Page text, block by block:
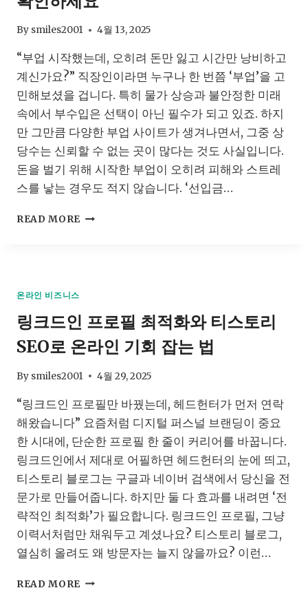
수
창
출
법
(완
전
초
보
자
용)
10
By smiles2001 4월 13, 2025
“부업 시작했는데, 오히려 돈만 잃고 시간만 낭비하고
계신가요?” 직장인이라면 누구나 한 번쯤 ‘부업’을 고
민해보셨을 겁니다. 특히 물가 상승과 불안정한 미래
속에서 부수입은 선택이 아닌 필수가 되고 있죠. 하지
만 그만큼 다양한 부업 사이트가 생겨나면서, 그중 상
당수는 신뢰할 수 없는 곳이 많다는 것도 사실입니다.
돈을 벌기 위해 시작한 부업이 오히려 피해와 스트레
스를 낳는 경우도 적지 않습니다. ‘선입금…
READ MORE 직
트,
피
해
할
부
터
인
하
세
요
온라인 비즈니스
링크드인 프로필 최적화와 티스토리
SEO로 온라인 기회 잡는 법
By smiles2001 4월 29, 2025
“링크드인 프로필만 바꿨는데, 헤드헌터가 먼저 연락
해왔습니다” 요즘처럼 디지털 퍼스널 브랜딩이 중요
한 시대에, 단순한 프로필 한 줄이 커리어를 바꿉니다.
링크드인에서 제대로 어필하면 헤드헌터의 눈에 띄고,
티스토리 블로그는 구글과 네이버 검색에서 당신을 전
문가로 만들어줍니다. 하지만 둘 다 효과를 내려면 ‘전
략적인 최적화’가 필요합니다. 링크드인 프로필, 그냥
이력서처럼만 채워두고 계셨나요? 티스토리 블로그,
열심히 올려도 왜 방문자는 늘지 않을까요? 이런…
READ MORE 링